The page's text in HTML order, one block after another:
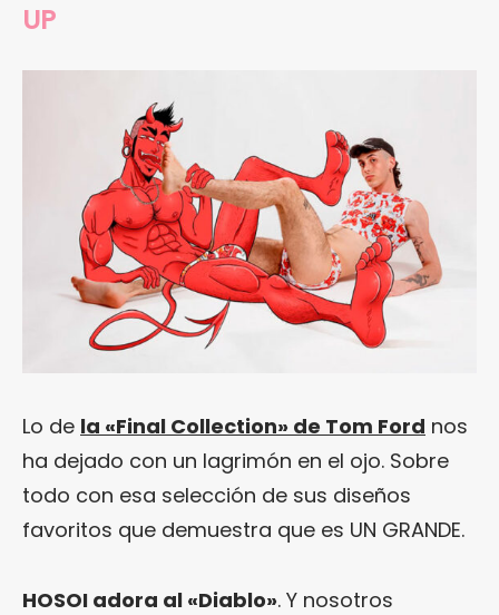
UP
Lo de la «Final Collection» de Tom Ford nos
ha dejado con un lagrimón en el ojo. Sobre
todo con esa selección de sus diseños
favoritos que demuestra que es UN GRANDE.
HOSOI adora al «Diablo». Y nosotros